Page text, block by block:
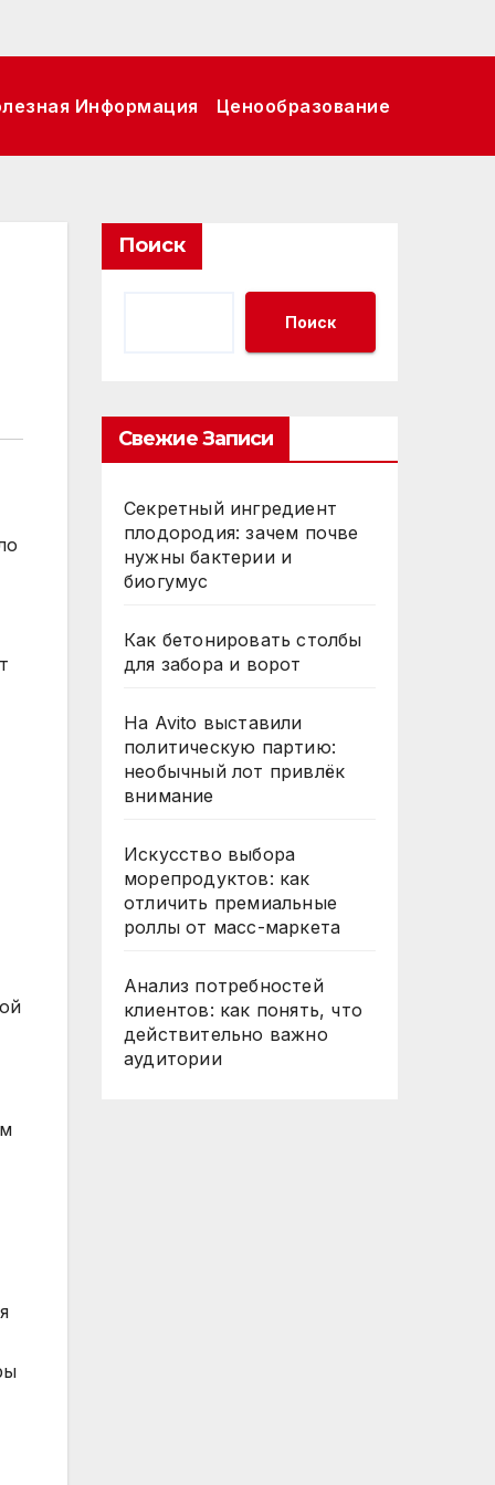
Информация Ценообразование
Поиск
Поиск
Свежие Записи
Секретный ингредиент
плодородия: зачем почве
нужны бактерии и
биогумус
Как бетонировать столбы
для забора и ворот
На Avito выставили
политическую партию:
необычный лот привлёк
внимание
Искусство выбора
морепродуктов: как
отличить премиальные
роллы от масс-маркета
Анализ потребностей
клиентов: как понять, что
действительно важно
аудитории